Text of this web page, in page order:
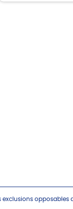
exclusions